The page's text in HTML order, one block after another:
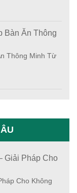
Thông Minh Từ
Cho Không